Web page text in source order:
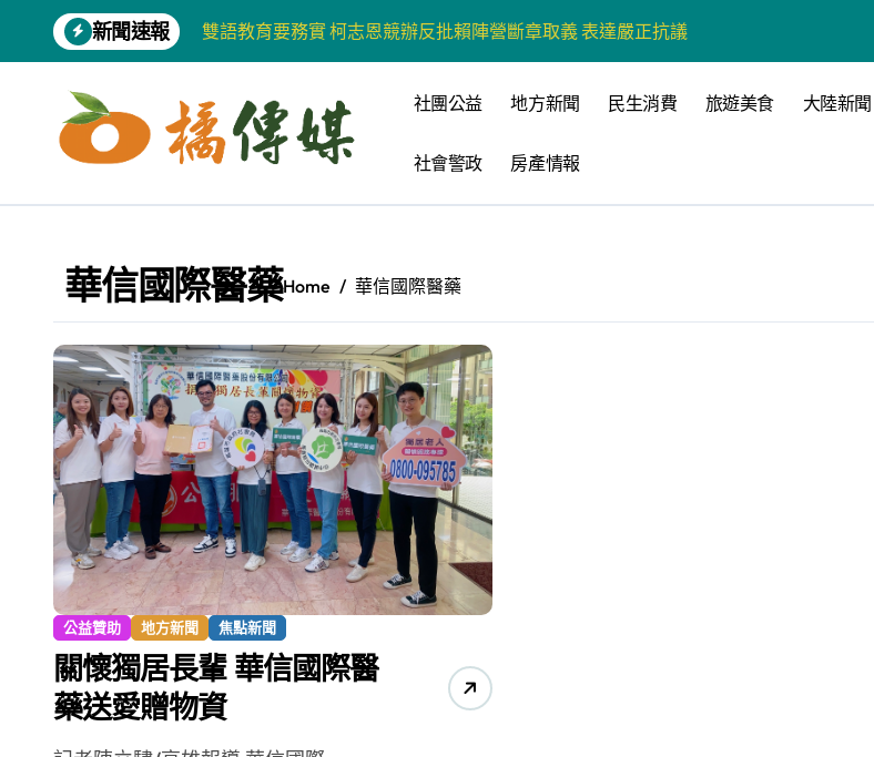
content
新聞速報
雙語教育要務實 柯志恩競辦反批賴陣營斷章取義 表達嚴正抗議
【第十四屆海峽青年薈】兩岸青年福州體驗水上運動
柯志恩競選網站正式上線 打造數位選戰新平台 公開五大亮點
兩岸青年齊聚福州共話農文旅融合發展
爭取原住民選票 柯志恩提原民5大政策 打造城鄉共好高雄
雅安 天府之肺裡的安逸密碼 一座被時光偏愛的巴適小城
港都文藝學會首辦蓮池潭文學營 支持高雄文學再出發
高科大機電系與日本愛媛大學跨校合作 並感謝世豐螺絲捐助獎學金
《讀者》8月號新聞焦點 【錦瑟】
【第十四屆海峽青年薈】青春交流聚同心 攜手融合共奮進
社團公益 地方新聞 民生消費 旅遊美食 大陸新聞
社會警政 房產情報
華信國際醫藥Home 華信國際醫藥
公益贊助 地方新聞 焦點新聞
關懷獨居長輩 華信國際醫
藥送愛贈物資